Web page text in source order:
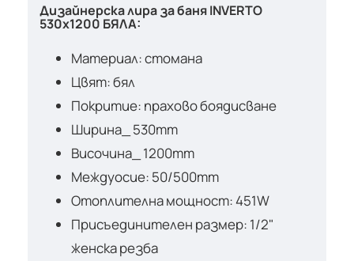
Дизайнерска лира за баня INVERTO
530х1200 БЯЛА:
Материал: стомана
Цвят: бял
Покритие: прахово боядисване
Ширина_ 530mm
Височина_ 1200mm
Междуосие: 50/500mm
Отоплителна мощност: 451W
Присъединителен размер: 1/2"
женска резба